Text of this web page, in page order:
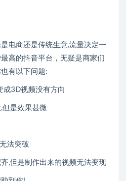
电商还是传统生意,流量决定一
高的抖音平台，无疑是商家们
有以下问题:
成3D视频没有方向
但是效果甚微
法突破
,但是制作出来的视频无法变现